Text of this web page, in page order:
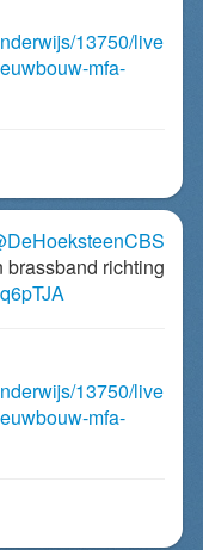
13750/live
mfa-
richting
13750/live
mfa-